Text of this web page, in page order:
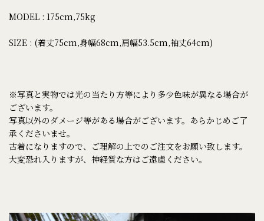
MODEL : 175cm,75kg
SIZE : (着丈75cm,身幅68cm,肩幅53.5cm,袖丈64cm)
※写真と実物では光の当たり方等により多少色味が異なる場合が
ございます。
写真以外のダメージ等がある場合がございます。あらかじめご了
承くださいませ。
古着になりますので、ご理解の上でのご注文をお願い致します。
大変恐れ入りますが、神経質な方はご遠慮ください。